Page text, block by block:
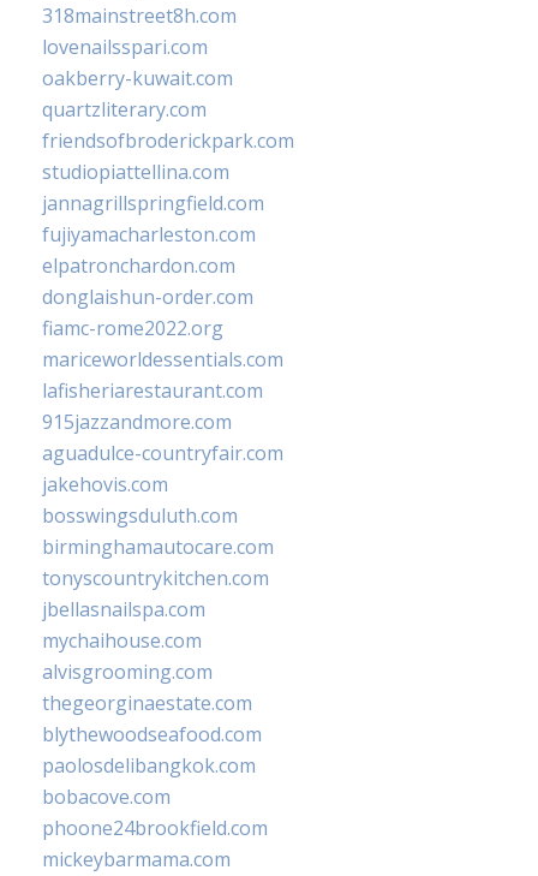
318mainstreet8h.com
lovenailsspari.com
oakberry-kuwait.com
quartzliterary.com
friendsofbroderickpark.com
studiopiattellina.com
jannagrillspringfield.com
fujiyamacharleston.com
elpatronchardon.com
donglaishun-order.com
fiamc-rome2022.org
mariceworldessentials.com
lafisheriarestaurant.com
915jazzandmore.com
aguadulce-countryfair.com
jakehovis.com
bosswingsduluth.com
birminghamautocare.com
tonyscountrykitchen.com
jbellasnailspa.com
mychaihouse.com
alvisgrooming.com
thegeorginaestate.com
blythewoodseafood.com
paolosdelibangkok.com
bobacove.com
phoone24brookfield.com
mickeybarmama.com